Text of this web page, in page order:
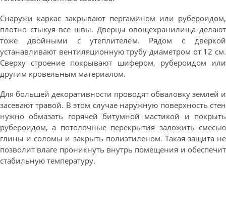
Снаружи каркас закрывают пергамином или рубероидом,
плотно стыкуя все швы. Дверцы овощехранилища делают
тоже двойными с утеплителем. Рядом с дверкой
устанавливают вентиляционную трубу диаметром от 12 см.
Сверху строение покрывают шифером, рубероидом или
другим кровельным материалом.
Для большей декоративности проводят обваловку землей и
засевают травой. В этом случае наружную поверхность стен
нужно обмазать горячей битумной мастикой и покрыть
рубероидом, а потолочные перекрытия заложить смесью
глины и соломы и закрыть полиэтиленом. Такая защита не
позволит влаге проникнуть внутрь помещения и обеспечит
стабильную температуру.